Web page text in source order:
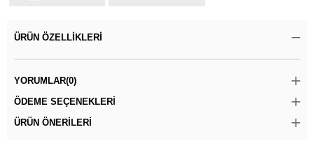
ÜRÜN ÖZELLIKLERI
YORUMLAR(0)
ÖDEME SEÇENEKLERI
ÜRÜN ÖNERILERI